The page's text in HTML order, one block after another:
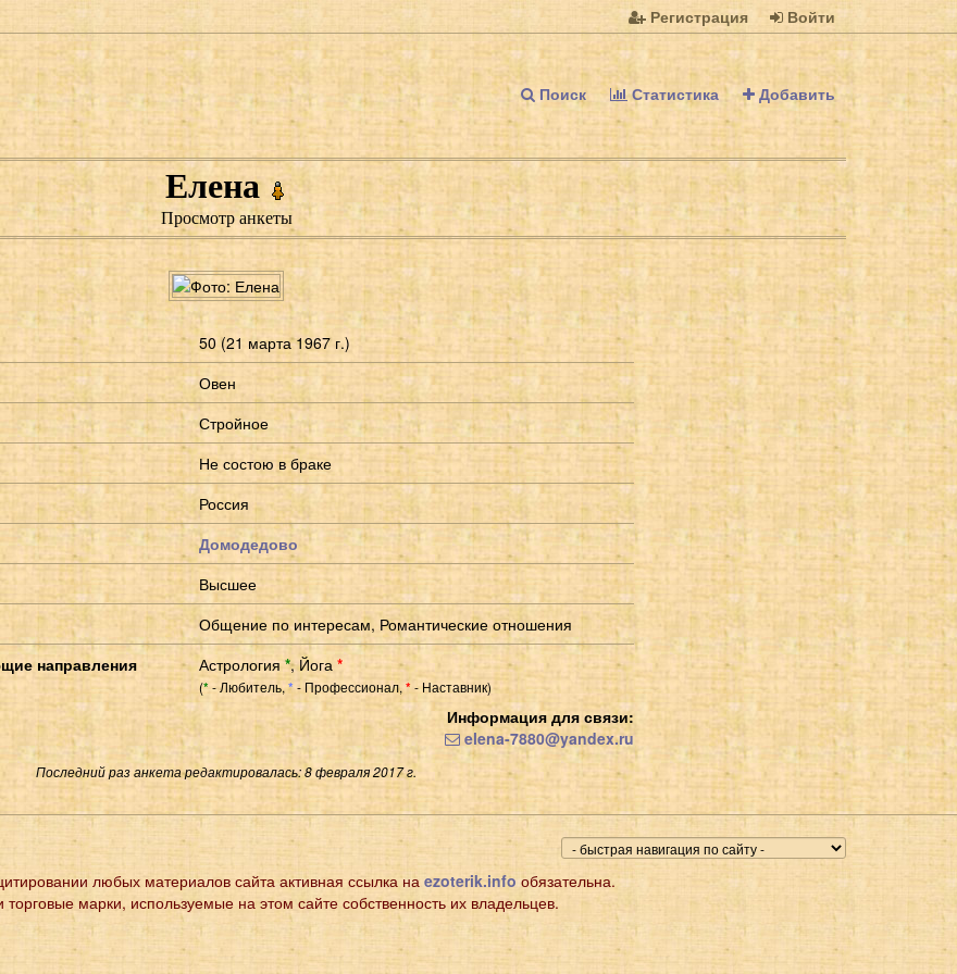
Регистрация Войти
Поиск Статистика Добавить
Елена
Просмотр анкеты
50 (21 марта 1967 г.)
Овен
Стройное
Не состою в браке
Россия
Домодедово
Высшее
Общение по интересам, Романтические отношения
направления
Астрология*,Йога *
(*- Любитель,* - Профессионал, * - Наставник)
Информация для связи:
elena-7880@yandex.ru
Последний раз анкета редактировалась: 8 февраля 2017 г.
любых материалов сайта активная ссылка на ezoterik.infoобязательна.
торговые марки, используемые на этом сайте собственность их владельцев.